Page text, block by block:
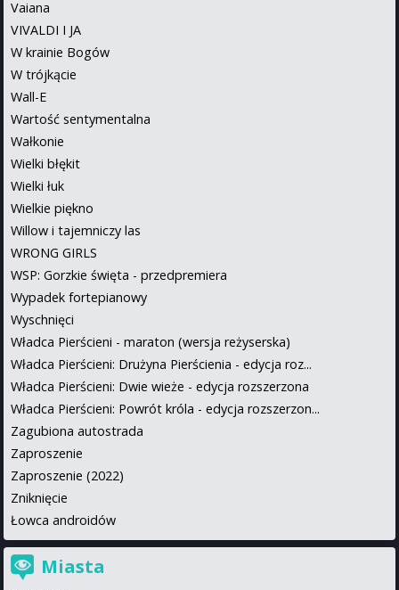
Vaiana
VIVALDI I JA
W krainie Bogów
W trójkącie
Wall-E
Wartość sentymentalna
Wałkonie
Wielki błękit
Wielki łuk
Wielkie piękno
Willow i tajemniczy las
WRONG GIRLS
WSP: Gorzkie święta - przedpremiera
Wypadek fortepianowy
Wyschnięci
Władca Pierścieni - maraton (wersja reżyserska)
Władca Pierścieni: Drużyna Pierścienia - edycja roz...
Władca Pierścieni: Dwie wieże - edycja rozszerzona
Władca Pierścieni: Powrót króla - edycja rozszerzon...
Zagubiona autostrada
Zaproszenie
Zaproszenie (2022)
Zniknięcie
Łowca androidów
Miasta